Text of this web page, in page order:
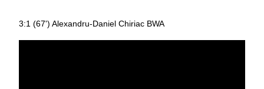
3:1 (67') Alexandru-Daniel Chiriac BWA